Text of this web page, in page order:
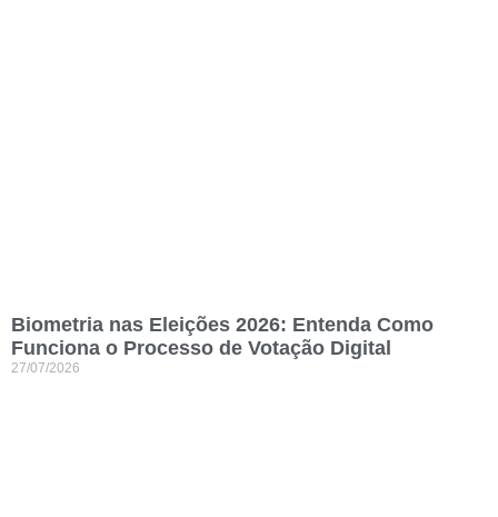
Biometria nas Eleições 2026: Entenda Como
Funciona o Processo de Votação Digital
27/07/2026